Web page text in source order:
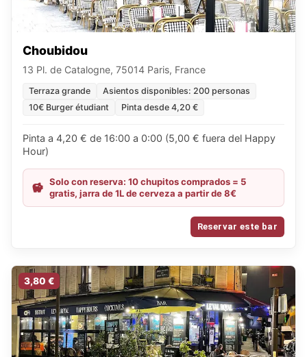
Choubidou
13 Pl. de Catalogne, 75014 Paris, France
Terraza grande
Asientos disponibles: 200 personas
10€ Burger étudiant
Pinta desde 4,20 €
Pinta a 4,20 € de 16:00 a 0:00 (5,00 € fuera del Happy
Hour)
Solo con reserva: 10 chupitos comprados = 5
gratis, jarra de 1L de cerveza a partir de 8€
Reservar este bar
3,80 €